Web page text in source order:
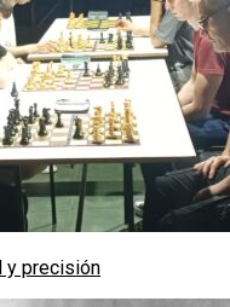
y precisión